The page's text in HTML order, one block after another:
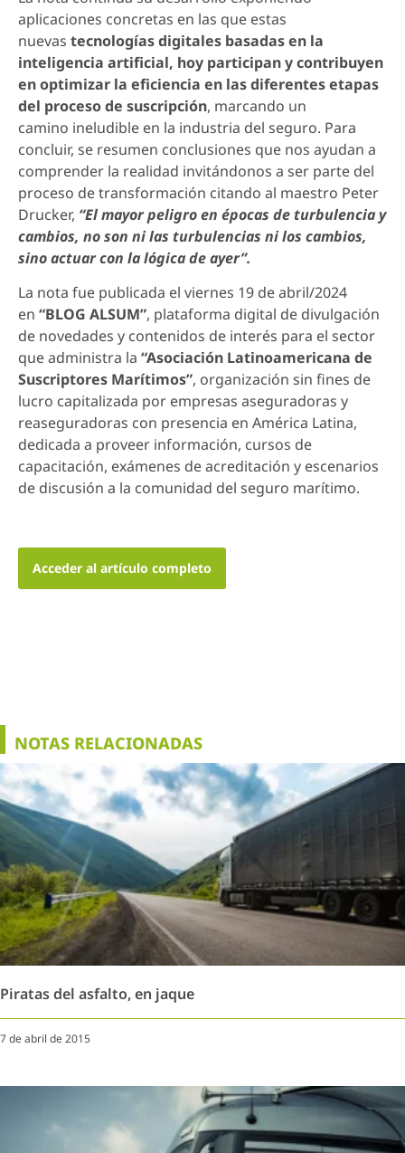
aplicaciones concretas en las que estas
nuevas tecnologías digitales basadas en la
inteligencia artificial, hoy participan y contribuyen
en optimizar la eficiencia en las diferentes etapas
del proceso de suscripción, marcando un
camino ineludible en la industria del seguro. Para
concluir, se resumen conclusiones que nos ayudan a
comprender la realidad invitándonos a ser parte del
proceso de transformación citando al maestro Peter
Drucker, “El mayor peligro en épocas de turbulencia y
cambios, no son ni las turbulencias ni los cambios,
sino actuar con la lógica de ayer”.
La nota fue publicada el viernes 19 de abril/2024
en “BLOG ALSUM”, plataforma digital de divulgación
de novedades y contenidos de interés para el sector
que administra la “Asociación Latinoamericana de
Suscriptores Marítimos”, organización sin fines de
lucro capitalizada por empresas aseguradoras y
reaseguradoras con presencia en América Latina,
dedicada a proveer información, cursos de
capacitación, exámenes de acreditación y escenarios
de discusión a la comunidad del seguro marítimo.
Acceder al artículo completo
NOTAS RELACIONADAS
Piratas del asfalto, en jaque
7 de abril de 2015